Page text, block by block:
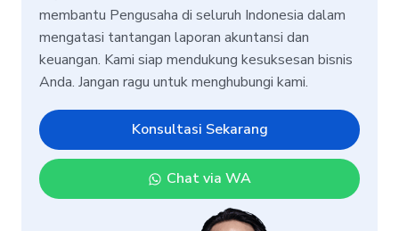
membantu Pengusaha di seluruh Indonesia dalam
mengatasi tantangan laporan akuntansi dan
keuangan. Kami siap mendukung kesuksesan bisnis
Anda. Jangan ragu untuk menghubungi kami.
Konsultasi Sekarang
Chat via WA